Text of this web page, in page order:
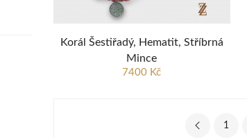
Korál Šestiřadý, Hematit, Stříbrná
Mince
7400 Kč
1